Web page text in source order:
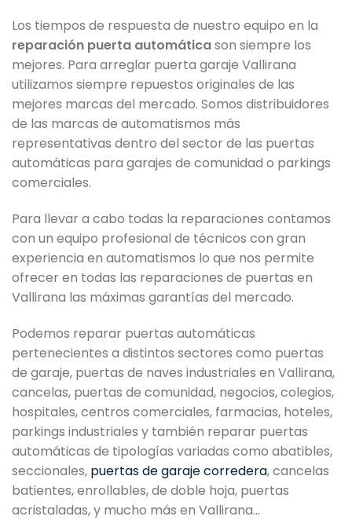
Los tiempos de respuesta de nuestro equipo en la
reparación puerta automáticason siempre los
mejores. Para arreglar puerta garaje Vallirana
utilizamos siempre repuestos originales de las
mejores marcas del mercado. Somos distribuidores
de las marcas de automatismos más
representativas dentro del sector de las puertas
automáticas para garajes de comunidad o parkings
comerciales.
Para llevar a cabo todas la reparaciones contamos
con un equipo profesional de técnicos con gran
experiencia en automatismos lo que nos permite
ofrecer en todas las reparaciones de puertas en
Vallirana las máximas garantías del mercado.
Podemos reparar puertas automáticas
pertenecientes a distintos sectores como puertas
de garaje, puertas de naves industriales en Vallirana,
cancelas, puertas de comunidad, negocios, colegios,
hospitales, centros comerciales, farmacias, hoteles,
parkings industriales y también reparar puertas
automáticas de tipologías variadas como abatibles,
seccionales, puertas de garaje corredera, cancelas
batientes, enrollables, de doble hoja, puertas
acristaladas, y mucho más en Vallirana…